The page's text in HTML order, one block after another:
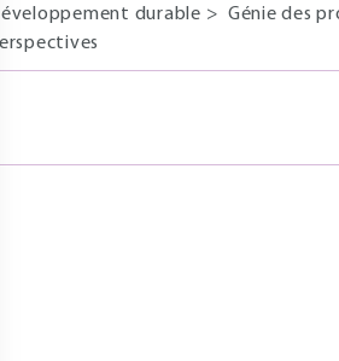
durable > Génie des